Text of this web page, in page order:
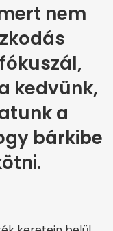
nem
kedvünk,
a
bárkibe